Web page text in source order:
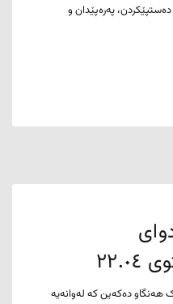
پەرەپێدان و
هەنگاو دەکەین کە لەوانەیە